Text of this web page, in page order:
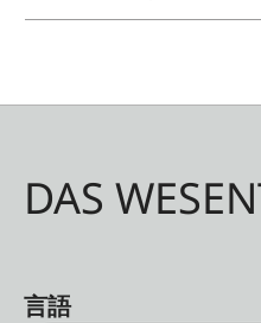
DAS
言語